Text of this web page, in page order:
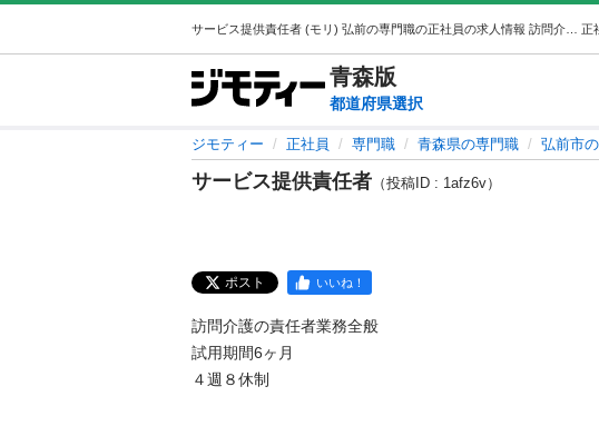
正
青森版
都道府県選択
ジモティー 正社員 専門職 青森県の専門職 弘前市
サービス提供責任者 （投稿ID : 1afz6v）
ポスト いいね！
訪問介護の責任者業務全般
試用期間6ヶ月
４週８休制